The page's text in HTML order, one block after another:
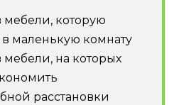
которую
в маленькую комнату
на которых
расстановки